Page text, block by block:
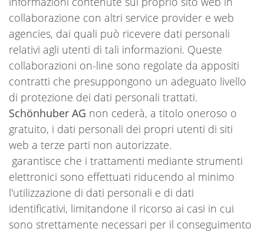
collaborazione con altri service provider e web
agencies, dai quali può ricevere dati personali
relativi agli utenti di tali informazioni. Queste
collaborazioni on-line sono regolate da appositi
contratti che presuppongono un adeguato livello
di protezione dei dati personali trattati.
Schönhuber AG non cederà, a titolo oneroso o
gratuito, i dati personali dei propri utenti di siti
web a terze parti non autorizzate.
garantisce che i trattamenti mediante strumenti
elettronici sono effettuati riducendo al minimo
l'utilizzazione di dati personali e di dati
identificativi, limitandone il ricorso ai casi in cui
sono strettamente necessari per il conseguimento